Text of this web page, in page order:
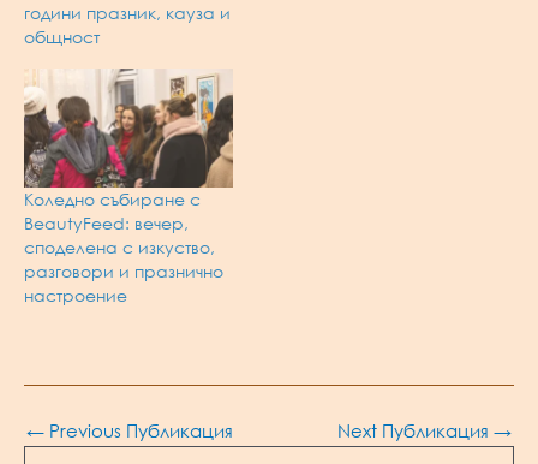
години празник, кауза и
общност
Коледно събиране с
BeautyFeed: вечер,
споделена с изкуство,
разговори и празнично
настроение
Post
← Previous Публикация Next Публикация →